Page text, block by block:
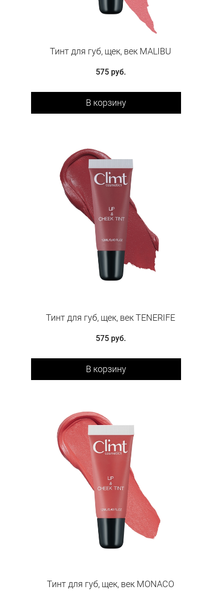
Тинт для губ, щек, век MALIBU
575 руб.
В корзину
Тинт для губ, щек, век TENERIFE
575 руб.
В корзину
Тинт для губ, щек, век MONACO